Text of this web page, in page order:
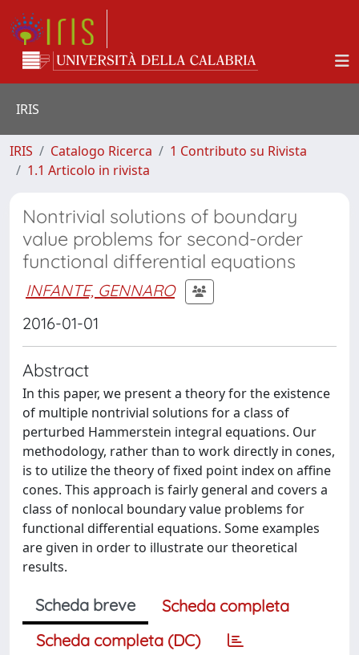
IRIS
IRIS Catalogo Ricerca
1 Contributo su Rivista
1.1 Articolo in rivista
Nontrivial solutions of boundary
value problems for second-order
functional differential equations
INFANTE, GENNARO
2016-01-01
Abstract
In this paper, we present a theory for the existence
of multiple nontrivial solutions for a class of
perturbed Hammerstein integral equations. Our
methodology, rather than to work directly in cones,
is to utilize the theory of fixed point index on affine
cones. This approach is fairly general and covers a
class of nonlocal boundary value problems for
functional differential equations. Some examples
are given in order to illustrate our theoretical
results.
Scheda breve
Scheda completa
Scheda completa (DC)